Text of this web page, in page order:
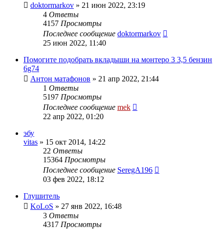
doktormarkov » 21 июн 2022, 23:19
4 Ответы
4157 Просмотры
Последнее сообщение doktormarkov
25 июн 2022, 11:40
Помогите подобрать вкладыши на монтеро 3 3,5 бензин
6g74
Антон матафонов » 21 апр 2022, 21:44
1 Ответы
5197 Просмотры
Последнее сообщение mek
22 апр 2022, 01:20
эбу
vitas » 15 окт 2014, 14:22
22 Ответы
15364 Просмотры
Последнее сообщение SeregA196
03 фев 2022, 18:12
Глушитель
KoLoS » 27 янв 2022, 16:48
3 Ответы
4317 Просмотры